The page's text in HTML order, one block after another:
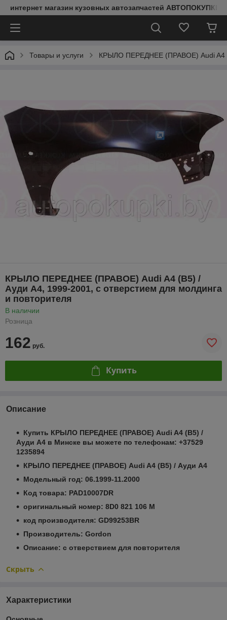
интернет магазин кузовных автозапчастей АВТОПОКУПКИ
Товары и услуги КРЫЛО ПЕРЕДНЕЕ (ПРАВОЕ) Audi A4
КРЫЛО ПЕРЕДНЕЕ (ПРАВОЕ) Audi A4 (B5) /
Ауди А4, 1999-2001, с отверстием для молдинга
и повторителя
В наличии
Розница
162 руб.
Купить
Описание
Купить КРЫЛО ПЕРЕДНЕЕ (ПРАВОЕ) Audi A4 (B5) /
Ауди А4 в Минске вы можете по телефонам: +37529
1235894
КРЫЛО ПЕРЕДНЕЕ (ПРАВОЕ) Audi A4 (B5) / Ауди А4
Модельный год: 06.1999-11.2000
Код товара: PAD10007DR
оригинальный номер: 8D0 821 106 M
код производителя: GD99253BR
Производитель: Gordon
Описание: c отверствием для повторителя
Скрыть
Характеристики